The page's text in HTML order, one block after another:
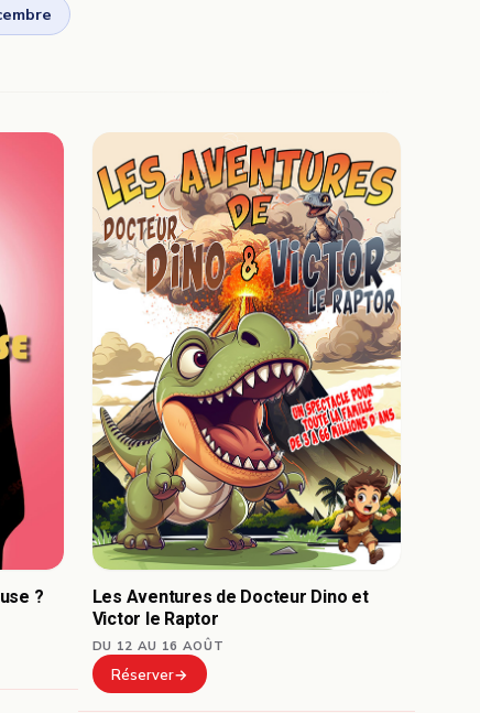
?
Les Aventures de Docteur Dino et
Victor le Raptor
DU 12 AU 16 AOÛT
Réserver